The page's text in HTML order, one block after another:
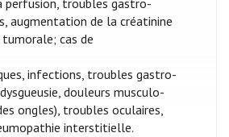
perfusion, troubles gastro-
augmentation de la créatinine
tumorale; cas de
infections, troubles gastro-
douleurs musculo-
ongles), troubles oculaires,
interstitielle.